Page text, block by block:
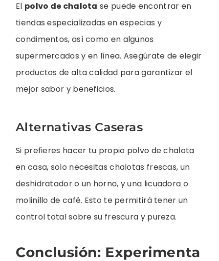
El polvo de chalota se puede encontrar en
tiendas especializadas en especias y
condimentos, así como en algunos
supermercados y en línea. Asegúrate de elegir
productos de alta calidad para garantizar el
mejor sabor y beneficios.
Alternativas Caseras
Si prefieres hacer tu propio polvo de chalota
en casa, solo necesitas chalotas frescas, un
deshidratador o un horno, y una licuadora o
molinillo de café. Esto te permitirá tener un
control total sobre su frescura y pureza.
Conclusión: Experimenta